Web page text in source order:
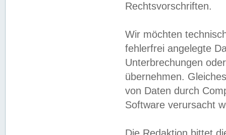
Rechtsvorschriften.
Wir möchten
fehlerfrei angelegte
Unterbrechungen
übernehmen.
von Daten durch
Software verursacht